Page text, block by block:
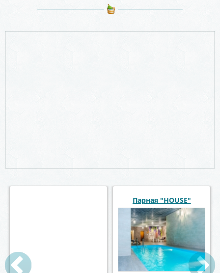
Парная "HOUSE"